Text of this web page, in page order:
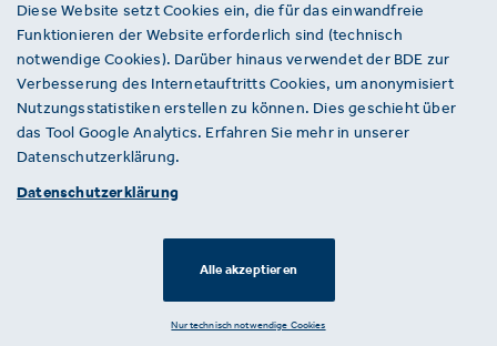
Entsorgungs-, Wasser- und
Kreislaufwirtschaft e. V.
Von-der-Heydt-Straße 2
D 10785 Berlin
Sie haben einen Fehler auf unserer Website
gefunden? Ihnen ist ein defekter Link
aufgefallen? Wir freuen uns über Ihren
Diese Website setzt Cookies ein, die für das einwandfreie
Funktionieren der Website erforderlich sind (technisch
notwendige Cookies). Darüber hinaus verwendet der BDE zur
Verbesserung des Internetauftritts Cookies, um anonymisiert
Nutzungsstatistiken erstellen zu können. Dies geschieht über
das Tool Google Analytics. Erfahren Sie mehr in unserer
Datenschutzerklärung.
Datenschutzerklärung
Alle akzeptieren
Nur technisch notwendige Cookies